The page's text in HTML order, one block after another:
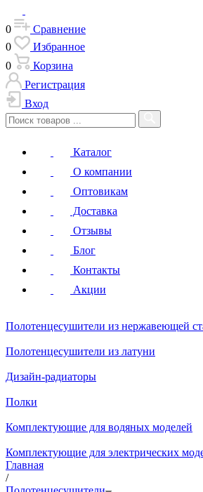
0
Сравнение
0
Избранное
0
Корзина
Регистрация
Вход
Каталог
О компании
Оптовикам
Доставка
Отзывы
Блог
Контакты
Акции
Полотенцесушители из нержавеющей
Полотенцесушители из латуни
Дизайн-радиаторы
Полки
Комплектующие для водяных моделей
Комплектующие для электрических
Главная
/